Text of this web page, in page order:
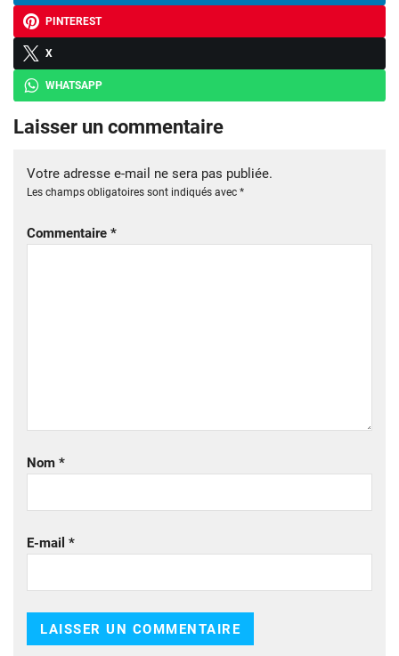
PINTEREST
X
WHATSAPP
Laisser un commentaire
Votre adresse e-mail ne sera pas publiée.
Les champs obligatoires sont indiqués avec *
Commentaire *
Nom *
E-mail *